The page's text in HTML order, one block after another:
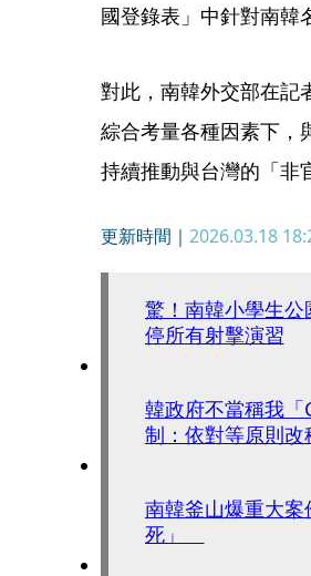
國登錄表」中針對南韓
對此，南韓外交部在記
綜合考量各種因素下，
持續推動與台灣的「非
更新時間｜ 2026.03.18
驚！南韓小學生
停所有射擊演習
韓政府不當稱我
制：依對等原則改
南韓釜山爆重大
死」